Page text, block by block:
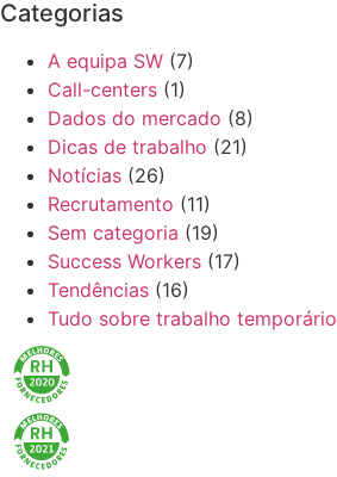
Categorias
A equipa SW (7)
Call-centers (1)
Dados do mercado (8)
Dicas de trabalho (21)
Notícias (26)
Recrutamento (11)
Sem categoria (19)
Success Workers (17)
Tendências (16)
Tudo sobre trabalho temporário